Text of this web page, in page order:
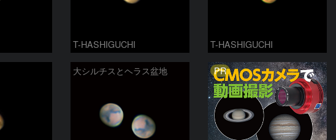
T-HASHIGUCHI T-HASHIGUCHI
大シルチスとヘラス盆地 PR